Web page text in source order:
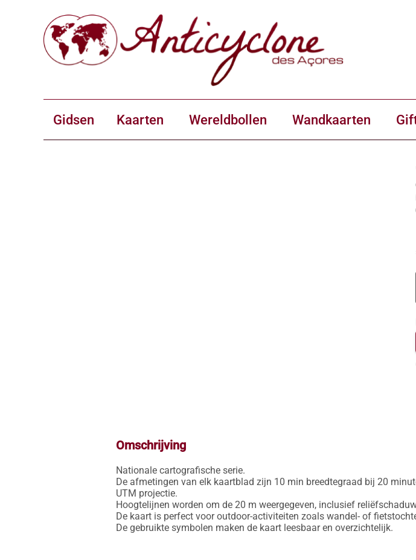
Gidsen Kaarten Wereldbollen Wandkaarten
Omschrijving
Nationale cartografische serie.
De afmetingen van elk kaartblad zijn 10 min breedtegraad bij 20
UTM projectie.
Hoogtelijnen worden om de 20 m weergegeven, inclusief
De kaart is perfect voor outdoor-activiteiten zoals wandel- of